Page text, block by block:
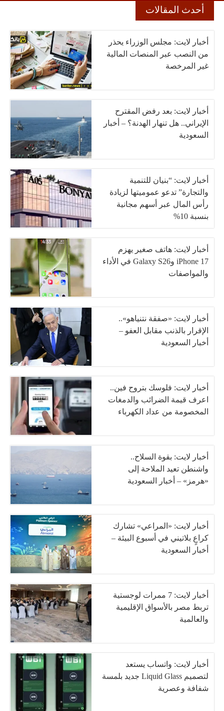
أحدث المقالات
أخبار لايت: مجلس الوزراء يحذر
من النصب عبر المنصات المالية
غير المرخصة
أخبار لايت: بعد رفض المقترح
الإيراني.. هل تنهار الهدنة؟ – أخبار
السعودية
أخبار لايت: “بنيان للتنمية
والتجارة” تدعو عموميتها لزيادة
رأس المال عبر أسهم مجانية
بنسبة 10%
أخبار لايت: هاتف صغير يهزم
iPhone 17 وGalaxy S26 في الأداء
والمواصفات
أخبار لايت: «صفقة نتنياهو»..
الإقرار بالذنب مقابل العفو –
أخبار السعودية
أخبار لايت: فلوسك بتروح فين..
اعرف قيمة الضرائب والدمغات
المخصومة من عداد الكهرباء
أخبار لايت: بقوة السلاح..
واشنطن تعيد الملاحة إلى
«هرمز» – أخبار السعودية
أخبار لايت: «المراعي» تشارك
كراعٍ بلاتيني في أسبوع البيئة –
أخبار السعودية
أخبار لايت: 7 ممرات لوجستية
تربط مصر بالأسواق الإقليمية
والعالمية
أخبار لايت: واتساب يستعد
لتصميم Liquid Glass جديد بلمسة
شفافة وعصرية